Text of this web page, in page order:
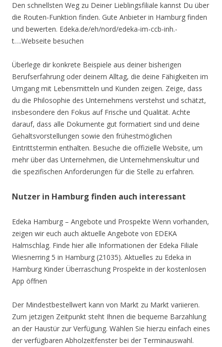
Den schnellsten Weg zu Deiner Lieblingsfiliale kannst Du über
die Routen-Funktion finden. Gute Anbieter in Hamburg finden
und bewerten. Edeka.de/eh/nord/edeka-im-ccb-inh.-
t….Webseite besuchen
Überlege dir konkrete Beispiele aus deiner bisherigen
Berufserfahrung oder deinem Alltag, die deine Fähigkeiten im
Umgang mit Lebensmitteln und Kunden zeigen. Zeige, dass
du die Philosophie des Unternehmens verstehst und schätzt,
insbesondere den Fokus auf Frische und Qualität. Achte
darauf, dass alle Dokumente gut formatiert sind und deine
Gehaltsvorstellungen sowie den frühestmöglichen
Eintrittstermin enthalten. Besuche die offizielle Website, um
mehr über das Unternehmen, die Unternehmenskultur und
die spezifischen Anforderungen für die Stelle zu erfahren.
Nutzer in Hamburg finden auch interessant
Edeka Hamburg – Angebote und Prospekte Wenn vorhanden,
zeigen wir euch auch aktuelle Angebote von EDEKA
Halmschlag. Finde hier alle Informationen der Edeka Filiale
Wiesnerring 5 in Hamburg (21035). Aktuelles zu Edeka in
Hamburg Kinder Überraschung Prospekte in der kostenlosen
App öffnen
Der Mindestbestellwert kann von Markt zu Markt variieren.
Zum jetzigen Zeitpunkt steht Ihnen die bequeme Barzahlung
an der Haustür zur Verfügung. Wählen Sie hierzu einfach eines
der verfügbaren Abholzeitfenster bei der Terminauswahl.